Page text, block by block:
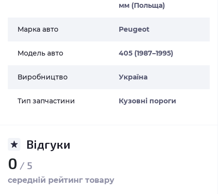
мм (Польща)
Марка авто Peugeot
Модель авто 405 (1987–1995)
Виробництво Україна
Тип запчастини Кузовні пороги
Відгуки
0 / 5
середній рейтинг товару